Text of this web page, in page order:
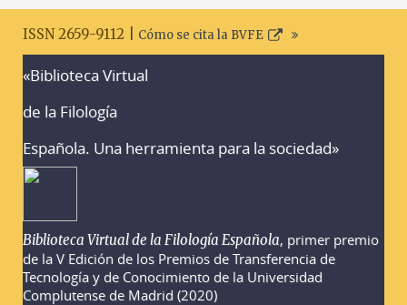
ISSN 2659-9112 | Cómo se cita la BVFE
«Biblioteca Virtual
de la Filología
Española. Una herramienta para la sociedad»
Biblioteca Virtual de la Filología Española, primer premio
de la V Edición de los Premios de Transferencia de
Tecnología y de Conocimiento de la Universidad
Complutense de Madrid (2020)